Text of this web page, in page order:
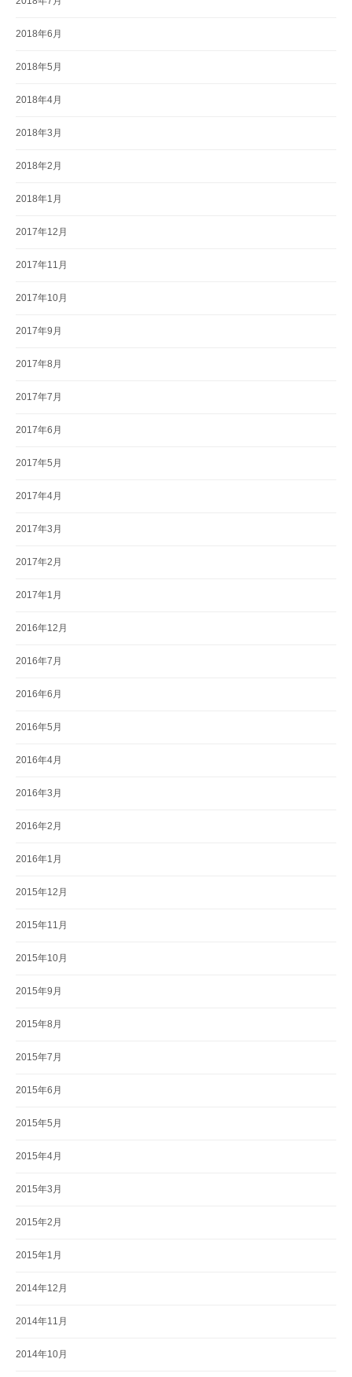
2018年6月
2018年5月
2018年4月
2018年3月
2018年2月
2018年1月
2017年12月
2017年11月
2017年10月
2017年9月
2017年8月
2017年7月
2017年6月
2017年5月
2017年4月
2017年3月
2017年2月
2017年1月
2016年12月
2016年7月
2016年6月
2016年5月
2016年4月
2016年3月
2016年2月
2016年1月
2015年12月
2015年11月
2015年10月
2015年9月
2015年8月
2015年7月
2015年6月
2015年5月
2015年4月
2015年3月
2015年2月
2015年1月
2014年12月
2014年11月
2014年10月